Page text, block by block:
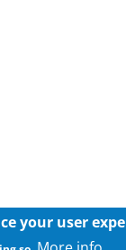
your user